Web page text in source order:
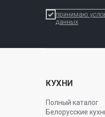
принимаю
данных
КУХНИ
Полный каталог
Белорусские